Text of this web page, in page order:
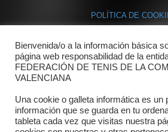
POLÍTICA DE
Contacto
Dónde estamos
Directorio
Horario
Bienvenida/o a la información básica
página web responsabilidad de la
FEDERACIÓN DE TENIS DE LA
VALENCIANA
Una cookie o galleta informática es un
información que se guarda en tu
tableta cada vez que visitas nuestra